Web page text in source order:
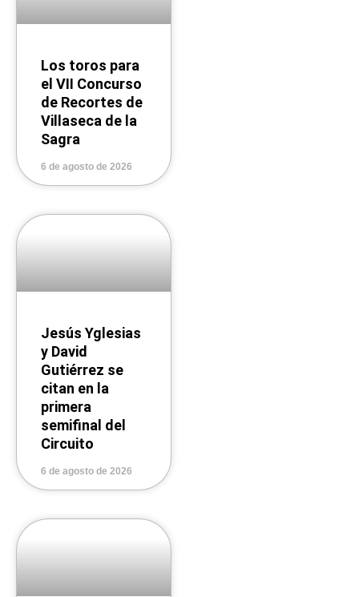
Los toros para
el VII Concurso
de Recortes de
Villaseca de la
Sagra
6 de agosto de 2026
Jesús Yglesias
y David
Gutiérrez se
citan en la
primera
semifinal del
Circuito
6 de agosto de 2026